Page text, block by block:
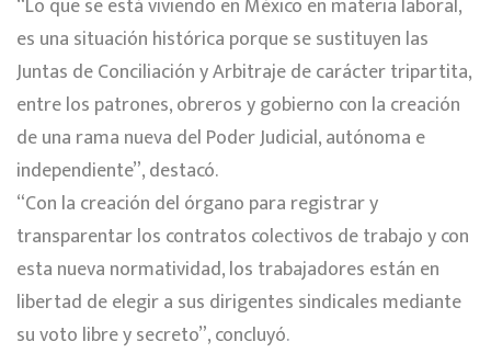
es una situación histórica porque se sustituyen las
Juntas de Conciliación y Arbitraje de carácter tripartita,
entre los patrones, obreros y gobierno con la creación
de una rama nueva del Poder Judicial, autónoma e
independiente”, destacó.
“Con la creación del órgano para registrar y
transparentar los contratos colectivos de trabajo y con
esta nueva normatividad, los trabajadores están en
libertad de elegir a sus dirigentes sindicales mediante
su voto libre y secreto”, concluyó.